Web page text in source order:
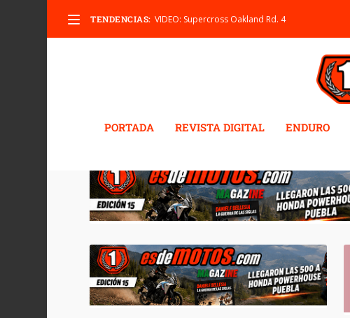
TENDENCIAS: VIDEO: Supercross Oakland Rd. 4
PORTADA REVISTA DIGITAL ENDURO